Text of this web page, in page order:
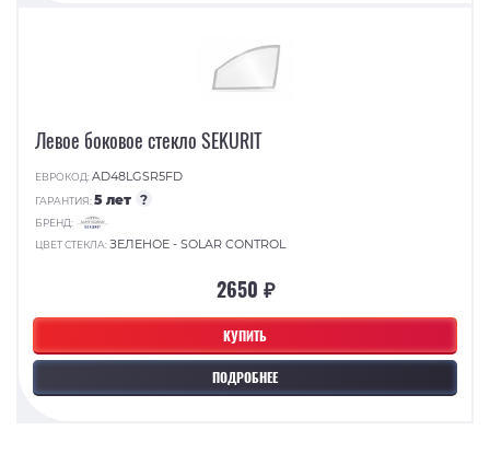
КУПИТЬ
ПОДРОБНЕЕ
Левое боковое стекло SEKURIT
ЕВРОКОД:AD48LGSR5FD
ГАРАНТИЯ:5 лет ?
БРЕНД:
ЦВЕТ СТЕКЛА:ЗЕЛЕНОЕ - SOLAR CONTROL
2650 ₽